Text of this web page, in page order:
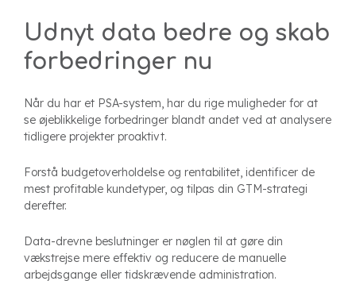
Udnyt data bedre og skab
forbedringer nu
Når du har et PSA-system, har du rige muligheder for at
se øjeblikkelige forbedringer blandt andet ved at analysere
tidligere projekter proaktivt.
Forstå budgetoverholdelse og rentabilitet, identificer de
mest profitable kundetyper, og tilpas din GTM-strategi
derefter.
Data-drevne beslutninger er nøglen til at gøre din
vækstrejse mere effektiv og reducere de manuelle
arbejdsgange eller tidskrævende administration.